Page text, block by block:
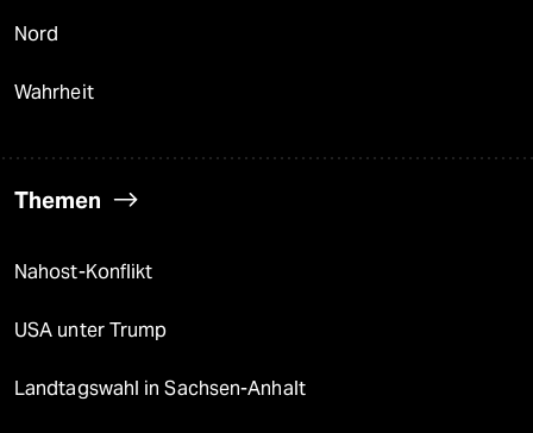
Nord
Wahrheit
Themen
Nahost-Konflikt
USA unter Trump
Landtagswahl in Sachsen-Anhalt